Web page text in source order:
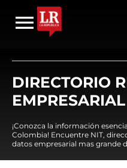
DIRECTORIO
EMPRESARIAL
¡Conozca la información
Colombia! Encuentre NIT,
datos empresarial mas grande